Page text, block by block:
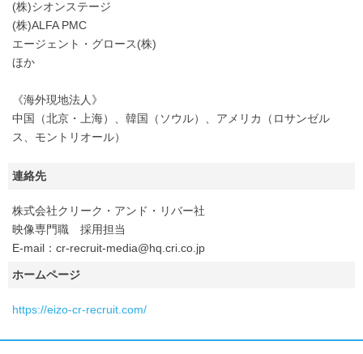
(株)シオンステージ
(株)ALFA PMC
エージェント・グロース(株)
ほか
《海外現地法人》
中国（北京・上海）、韓国（ソウル）、アメリカ（ロサンゼル
ス、モントリオール）
連絡先
株式会社クリーク・アンド・リバー社
映像専門職 採用担当
E-mail：cr-recruit-media@hq.cri.co.jp
ホームページ
https://eizo-cr-recruit.com/